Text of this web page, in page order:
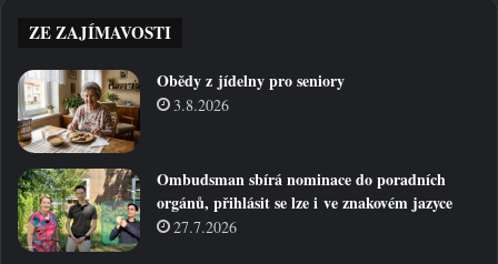
ZE ZAJÍMAVOSTI
Obědy z jídelny pro seniory
3.8.2026
Ombudsman sbírá nominace do poradních
orgánů, přihlásit se lze i ve znakovém jazyce
27.7.2026